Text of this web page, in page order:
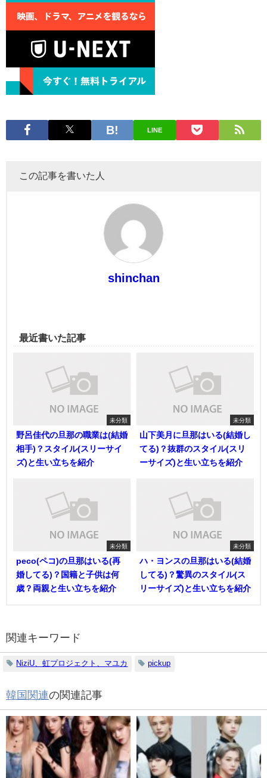
LINE
この記事を書いた人
shinchan
最近書いた記事
未分類
野呂佳代の旦那の職業は(結婚
相手)？スタイル(スリーサイ
ズ)と生い立ちを紹介
未分類
山下美月に旦那はいる(結婚し
てる)？抜群のスタイル(スリ
ーサイズ)と生い立ちを紹介
未分類
peco(ペコ)の旦那はいる(再
婚してる)？国籍と子供は何
歳？両親と生い立ちを紹介
未分類
ハ・ヨンスの旦那はいる(結婚
してる)？驚異のスタイル(ス
リーサイズ)と生い立ちを紹介
関連キーワード
NiziU、虹プロジェクト、マユカ pickup
韓国関連の関連記事